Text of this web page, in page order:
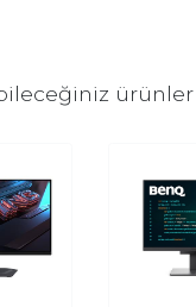
ürünler